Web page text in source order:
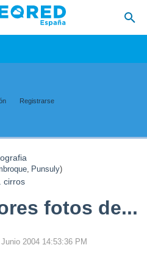
Registrarse
, Punsuly)
cirros
fotos de...
2004 14:53:36 PM